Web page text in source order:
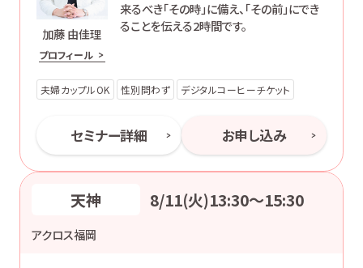
加藤 由佳理
プロフィール
来るべき「その時」に備え、「その前」にでき
ることを伝える2時間です。
夫婦カップルOK 性別問わず デジタルコーヒーチケット
セミナー詳細 お申し込み
天神 8/11(火)13:30〜15:30
アクロス福岡